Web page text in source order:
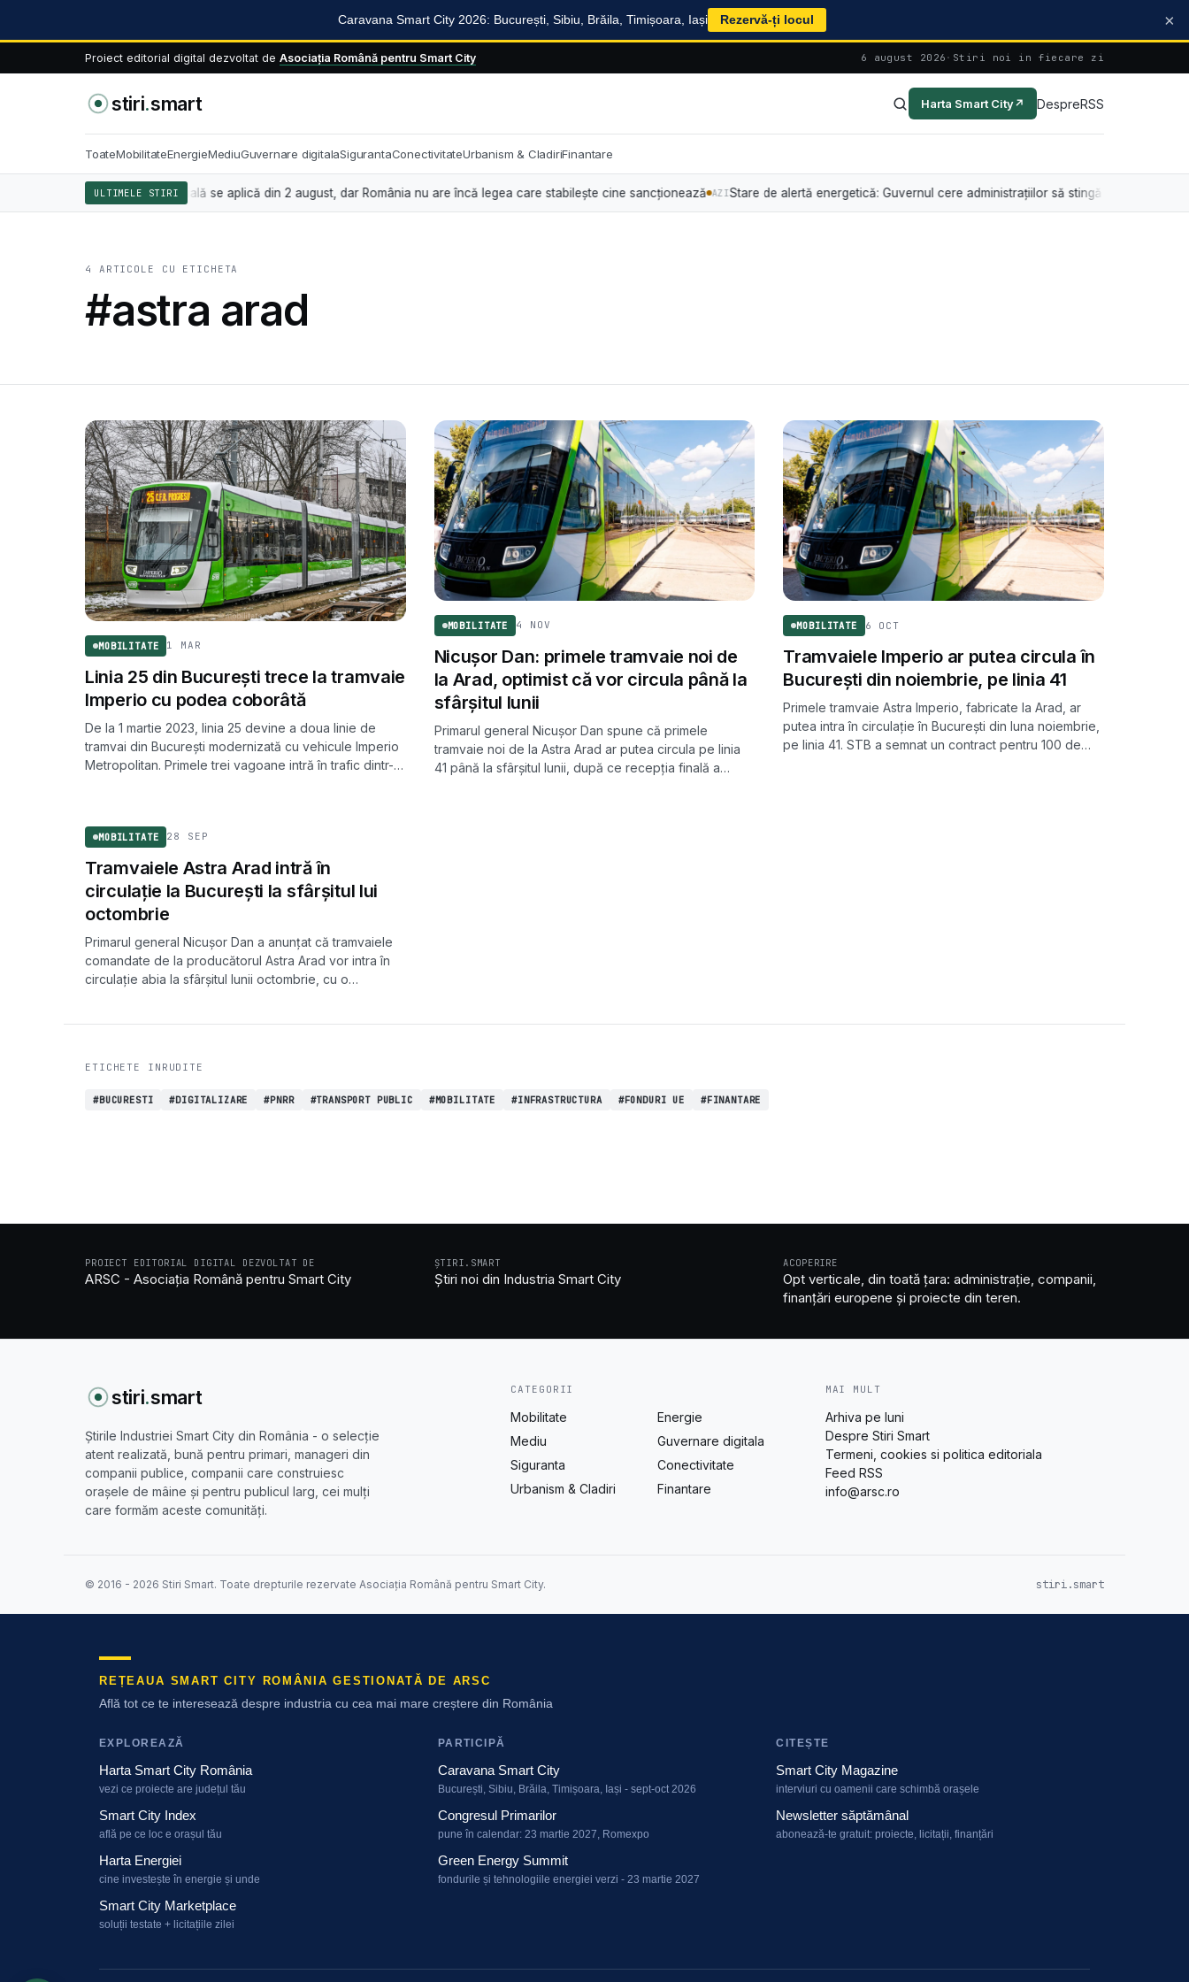
Caravana Smart City 2026: București, Sibiu, Brăila, Timișoara, Iași Rezervă-ți locul ×
Proiect editorial digital dezvoltat de Asociația Română pentru Smart City 6 august 2026 · Stiri noi in fiecare zi
stiri.smart Harta Smart City↗ DespreRSS
ToateMobilitateEnergieMediuGuvernare digitalaSigurantaConectivitateUrbanism & CladiriFinantare
ULTIMELE STIRI
privind inteligența artificială se aplică din 2 august, dar România nu are încă legea care stabilește cine sancționează AZIStare de alertă energetică: Guvernul cere administrațiilor să stingă iluminatul
4 ARTICOLE CU ETICHETA
#astra arad
MOBILITATE 1 MAR
Linia 25 din București trece la tramvaie
Imperio cu podea coborâtă
De la 1 martie 2023, linia 25 devine a doua linie de
tramvai din București modernizată cu vehicule Imperio
Metropolitan. Primele trei vagoane intră în trafic dintr-
MOBILITATE 4 NOV
Nicușor Dan: primele tramvaie noi de
la Arad, optimist că vor circula până la
sfârșitul lunii
Primarul general Nicușor Dan spune că primele
tramvaie noi de la Astra Arad ar putea circula pe linia
41 până la sfârșitul lunii, după ce recepția finală a
MOBILITATE 6 OCT
Tramvaiele Imperio ar putea circula în
București din noiembrie, pe linia 41
Primele tramvaie Astra Imperio, fabricate la Arad, ar
putea intra în circulație în București din luna noiembrie,
pe linia 41. STB a semnat un contract pentru 100 de
MOBILITATE 28 SEP
Tramvaiele Astra Arad intră în
circulație la București la sfârșitul lui
octombrie
Primarul general Nicușor Dan a anunțat că tramvaiele
comandate de la producătorul Astra Arad vor intra în
circulație abia la sfârșitul lunii octombrie, cu o
ETICHETE INRUDITE
#BUCURESTI #DIGITALIZARE #PNRR #TRANSPORT PUBLIC #MOBILITATE #INFRASTRUCTURA #FONDURI UE #FINANTARE
PROIECT EDITORIAL DIGITAL DEZVOLTAT DE
ARSC - Asociația Română pentru Smart City
ȘTIRI.SMART
Știri noi din Industria Smart City
ACOPERIRE
Opt verticale, din toată țara: administrație, companii,
finanțări europene și proiecte din teren.
stiri.smart
Știrile Industriei Smart City din România - o selecție
atent realizată, bună pentru primari, manageri din
companii publice, companii care construiesc
orașele de mâine și pentru publicul larg, cei mulți
care formăm aceste comunități.
CATEGORII
Mobilitate
Energie
Mediu
Guvernare digitala
Siguranta
Conectivitate
Urbanism & Cladiri
Finantare
MAI MULT
Arhiva pe luni
Despre Stiri Smart
Termeni, cookies si politica editoriala
Feed RSS
info@arsc.ro
© 2016 - 2026 Stiri Smart. Toate drepturile rezervate Asociația Română pentru Smart City. stiri.smart
REȚEAUA SMART CITY ROMÂNIA GESTIONATĂ DE ARSC
Află tot ce te interesează despre industria cu cea mai mare creștere din România
EXPLOREAZĂ
Harta Smart City România
vezi ce proiecte are județul tău
Smart City Index
află pe ce loc e orașul tău
Harta Energiei
cine investește în energie și unde
Smart City Marketplace
soluții testate + licitațiile zilei
PARTICIPĂ
Caravana Smart City
București, Sibiu, Brăila, Timișoara, Iași - sept-oct 2026
Congresul Primarilor
pune în calendar: 23 martie 2027, Romexpo
Green Energy Summit
fondurile și tehnologiile energiei verzi - 23 martie 2027
CITEȘTE
Smart City Magazine
interviuri cu oamenii care schimbă orașele
Newsletter săptămânal
abonează-te gratuit: proiecte, licitații, finanțări